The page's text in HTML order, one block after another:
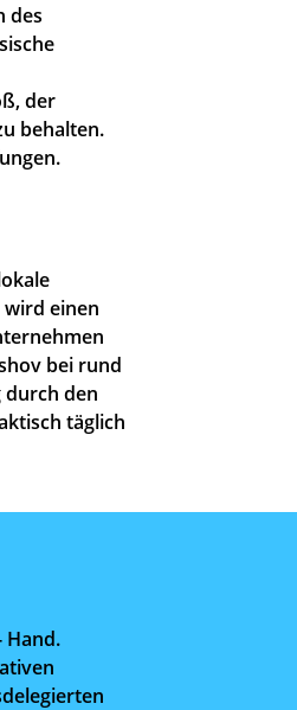
des
der
behalten.
einen
bei rund
durch den
täglich
Hand.